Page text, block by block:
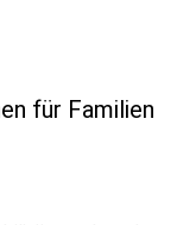
für Familien